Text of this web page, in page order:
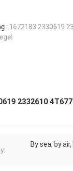
: 1672183 2330619
2332610
By sea, by